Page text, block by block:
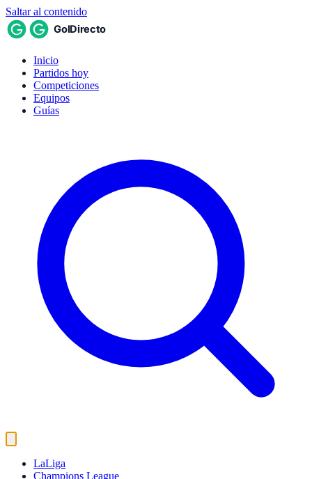
Saltar al contenido
Inicio
Partidos hoy
Competiciones
Equipos
Guías
LaLiga
Champions League